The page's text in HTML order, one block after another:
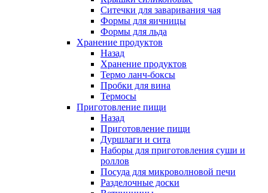
Ситечки для заваривания чая
Формы для яичницы
Формы для льда
Хранение продуктов
Назад
Хранение продуктов
Термо ланч-боксы
Пробки для вина
Термосы
Приготовление пищи
Назад
Приготовление пищи
Дуршлаги и сита
Наборы для приготовления суши и
роллов
Посуда для микроволновой печи
Разделочные доски